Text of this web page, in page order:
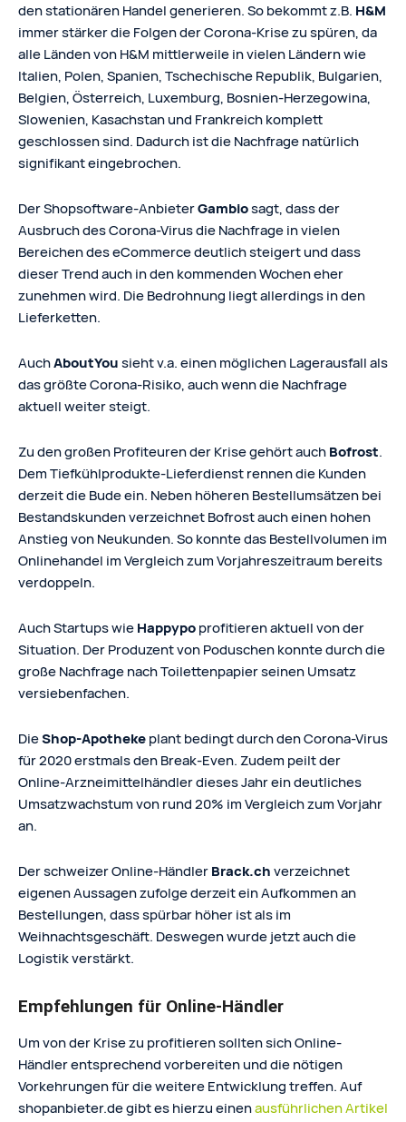
den stationären Handel generieren. So bekommt z.B. H&M
immer stärker die Folgen der Corona-Krise zu spüren, da
alle Länden von H&M mittlerweile in vielen Ländern wie
Italien, Polen, Spanien, Tschechische Republik, Bulgarien,
Belgien, Österreich, Luxemburg, Bosnien-Herzegowina,
Slowenien, Kasachstan und Frankreich komplett
geschlossen sind. Dadurch ist die Nachfrage natürlich
signifikant eingebrochen.
Der Shopsoftware-AnbieterGambiosagt, dass der
Ausbruch des Corona-Virus die Nachfrage in vielen
Bereichen des eCommerce deutlich steigert und dass
dieser Trend auch in den kommenden Wochen eher
zunehmen wird. Die Bedrohnung liegt allerdings in den
Lieferketten.
AuchAboutYousieht v.a. einen möglichen Lagerausfall als
das größte Corona-Risiko, auch wenn die Nachfrage
aktuell weiter steigt.
Zu den großen Profiteuren der Krise gehört auchBofrost.
Dem Tiefkühlprodukte-Lieferdienst rennen die Kunden
derzeit die Bude ein. Neben höheren Bestellumsätzen bei
Bestandskunden verzeichnet Bofrost auch einen hohen
Anstieg von Neukunden. So konnte das Bestellvolumen im
Onlinehandel im Vergleich zum Vorjahreszeitraum bereits
verdoppeln.
Auch Startups wieHappypoprofitieren aktuell von der
Situation. Der Produzent von Poduschen konnte durch die
große Nachfrage nach Toilettenpapier seinen Umsatz
versiebenfachen.
DieShop-Apothekeplant bedingt durch den Corona-Virus
für 2020 erstmals den Break-Even. Zudem peilt der
Online-Arzneimittelhändler dieses Jahr ein deutliches
Umsatzwachstum von rund 20% im Vergleich zum Vorjahr
an.
Der schweizer Online-HändlerBrack.chverzeichnet
eigenen Aussagen zufolge derzeit ein Aufkommen an
Bestellungen, dass spürbar höher ist als im
Weihnachtsgeschäft. Deswegen wurde jetzt auch die
Logistik verstärkt.
Empfehlungen für Online-Händler
Um von der Krise zu profitieren sollten sich Online-
Händler entsprechend vorbereiten und die nötigen
Vorkehrungen für die weitere Entwicklung treffen. Auf
shopanbieter.de gibt es hierzu einenausführlichen Artikel